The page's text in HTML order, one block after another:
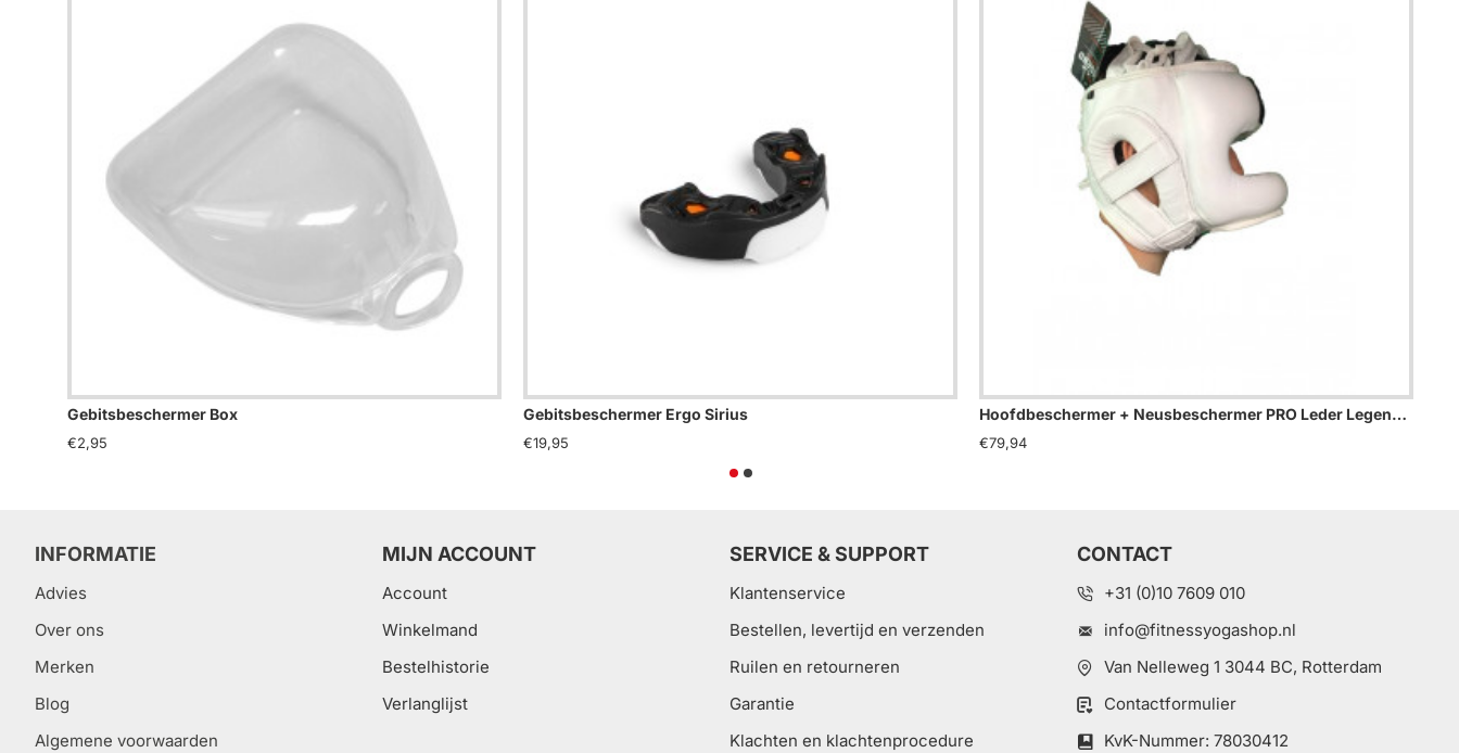
Gebitsbeschermer Box
€2,95
Gebitsbeschermer Ergo Sirius
€19,95
Hoofdbeschermer + Neusbeschermer PRO Leder Legend - Maat: L
€79,94
INFORMATIE
Advies
Over ons
Merken
Blog
Algemene voorwaarden
MIJN ACCOUNT
Account
Winkelmand
Bestelhistorie
Verlanglijst
SERVICE & SUPPORT
Klantenservice
Bestellen, levertijd en verzenden
Ruilen en retourneren
Garantie
Klachten en klachtenprocedure
CONTACT
+31 (0)10 7609 010
info@fitnessyogashop.nl
Van Nelleweg 1 3044 BC, Rotterdam
Contactformulier
KvK-Nummer: 78030412